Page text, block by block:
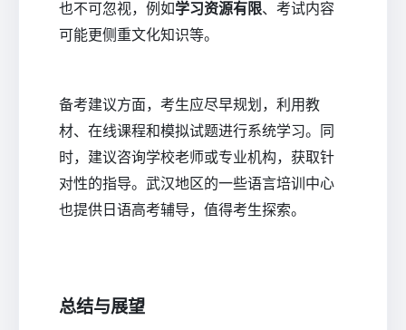
也不可忽视，例如学习资源有限、考试内容
可能更侧重文化知识等。
备考建议方面，考生应尽早规划，利用教
材、在线课程和模拟试题进行系统学习。同
时，建议咨询学校老师或专业机构，获取针
对性的指导。武汉地区的一些语言培训中心
也提供日语高考辅导，值得考生探索。
总结与展望